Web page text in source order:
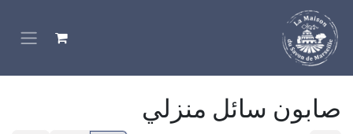
تخطي للذهاب إلى المحتوى
صابون سائل منزلي